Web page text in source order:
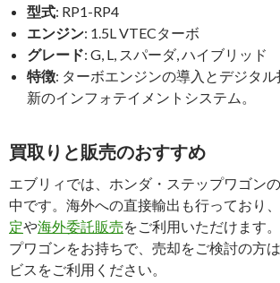
型式: RP1-RP4
エンジン: 1.5L VTECターボ
グレード: G, L, スパーダ, ハイブリッド
特徴: ターボエンジンの導入とデジタ
新のインフォテイメントシステム。
買取りと販売のおすすめ
エブリィでは、ホンダ・ステップワゴン
中です。海外への直接輸出も行っており、
定や海外委託販売をご利用いただけます
プワゴンをお持ちで、売却をご検討の方
ビスをご利用ください。